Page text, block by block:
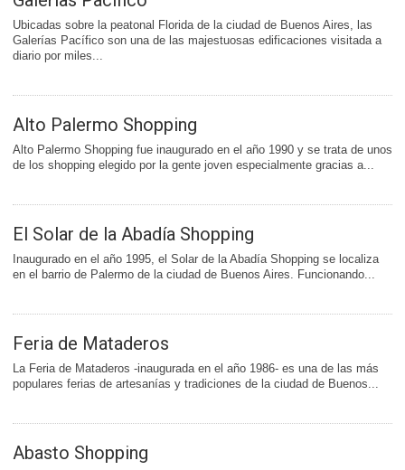
Ubicadas sobre la peatonal Florida de la ciudad de Buenos Aires, las
Galerías Pacífico son una de las majestuosas edificaciones visitada a
diario por miles...
Alto Palermo Shopping
Alto Palermo Shopping fue inaugurado en el año 1990 y se trata de unos
de los shopping elegido por la gente joven especialmente gracias a...
El Solar de la Abadía Shopping
Inaugurado en el año 1995, el Solar de la Abadía Shopping se localiza
en el barrio de Palermo de la ciudad de Buenos Aires. Funcionando...
Feria de Mataderos
La Feria de Mataderos -inaugurada en el año 1986- es una de las más
populares ferias de artesanías y tradiciones de la ciudad de Buenos...
Abasto Shopping